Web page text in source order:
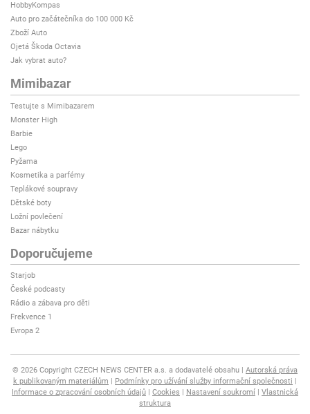
HobbyKompas
Auto pro začátečníka do 100 000 Kč
Zboží Auto
Ojetá Škoda Octavia
Jak vybrat auto?
Mimibazar
Testujte s Mimibazarem
Monster High
Barbie
Lego
Pyžama
Kosmetika a parfémy
Teplákové soupravy
Dětské boty
Ložní povlečení
Bazar nábytku
Doporučujeme
Starjob
České podcasty
Rádio a zábava pro děti
Frekvence 1
Evropa 2
© 2026 Copyright CZECH NEWS CENTER a.s. a dodavatelé obsahu
Autorská práva
k publikovaným materiálům
Podmínky pro užívání služby informační společnosti
Informace o zpracování osobních údajů
Cookies Nastavení soukromí
Vlastnická
struktura